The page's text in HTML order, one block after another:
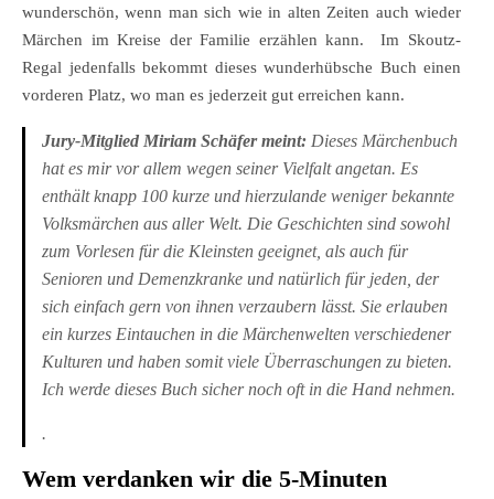
wunderschön, wenn man sich wie in alten Zeiten auch wieder
Märchen im Kreise der Familie erzählen kann. Im Skoutz-
Regal jedenfalls bekommt dieses wunderhübsche Buch einen
vorderen Platz, wo man es jederzeit gut erreichen kann.
Jury-Mitglied Miriam Schäfer meint: Dieses Märchenbuch
hat es mir vor allem wegen seiner Vielfalt angetan. Es
enthält knapp 100 kurze und hierzulande weniger bekannte
Volksmärchen aus aller Welt. Die Geschichten sind sowohl
zum Vorlesen für die Kleinsten geeignet, als auch für
Senioren und Demenzkranke und natürlich für jeden, der
sich einfach gern von ihnen verzaubern lässt. Sie erlauben
ein kurzes Eintauchen in die Märchenwelten verschiedener
Kulturen und haben somit viele Überraschungen zu bieten.
Ich werde dieses Buch sicher noch oft in die Hand nehmen.
.
Wem verdanken wir die 5-Minuten